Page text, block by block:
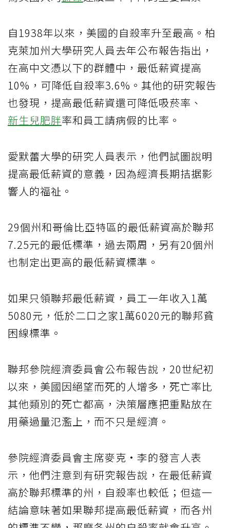
自1938年以來，美國的自殺率升至最高。柏
克萊加州大學研究人員去年公布報告指出，
在高中文憑以下的群體中，最低薪資提高
10%，可降低自殺率3.6%。其他的研究報告
也發現，提高最低薪資還可降低吸菸率、
新生兒肥胖率和員工請病假的比率。
愛默蕾大學的研究人員表示，他們試圖說明
提高最低薪資的意義，因為經濟長期拮据影
響人的福祉。
29個州和哥倫比亞特區的最低薪資高於聯邦
7.25元的最低標準，過去兩周，另有20個州
也制定出更高的最低薪資標準。
如果只領聯邦最低薪資，員工一年收入1萬
5080元，低於二口之家1萬6020元的聯邦貧
困線標準。
聯邦參院經濟委員會公布報告說，20世紀初
以來，美國因絕望而死的人增多，死亡率比
其他類別的死亡都高，決策層應把重點放在
用藥過量氾濫上，而不只是經濟。
參院經濟委員會主席麥克·李的發言人表
示，他們注意到有研究報告說，在最低薪資
高於聯邦標準的州，自殺率也較低；但這一
結論意味著如果聯邦提高最低薪資，而各州